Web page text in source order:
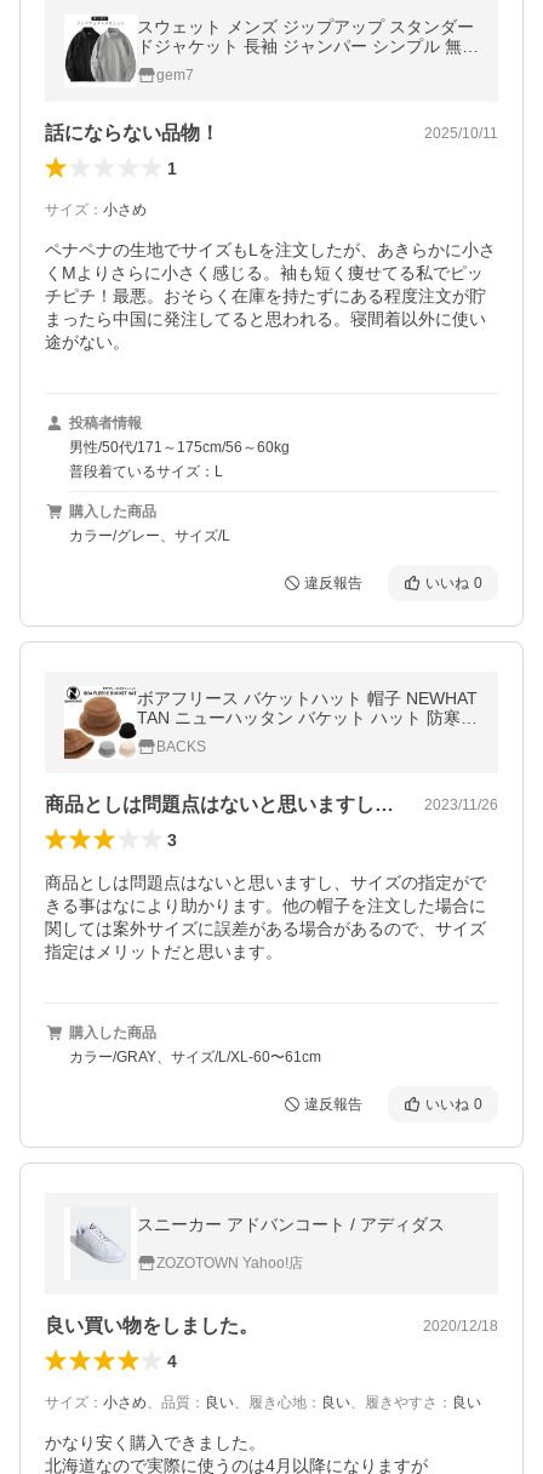
スウェット メンズ ジップアップ スタンダー
ドジャケット 長袖 ジャンパー シンプル 無地
カジュアル 春 秋 アウター トレーナー ジャ
ージ 上 フ
gem7
話にならない品物！ 2025/10/11
1
サイズ ： 小さめ
ペナペナの生地でサイズもLを注文したが、あきらかに小さ
くMよりさらに小さく感じる。袖も短く痩せてる私でピッ
チピチ！最悪。おそらく在庫を持たずにある程度注文が貯
まったら中国に発注してると思われる。寝間着以外に使い
途がない。
投稿者情報
男性/50代/171～175cm/56～60kg
普段着ているサイズ：L
購入した商品
カラー/グレー、サイズ/L
違反報告 いいね 0
ボアフリース バケットハット 帽子 NEWHAT
TAN ニューハッタン バケット ハット 防寒 U
V 休日 旅行 ふわふわ メンズ レディース
BACKS
商品としは問題点はないと思いますし、サ… 2023/11/26
3
商品としは問題点はないと思いますし、サイズの指定がで
きる事はなにより助かります。他の帽子を注文した場合に
関しては案外サイズに誤差がある場合があるので、サイズ
指定はメリットだと思います。
購入した商品
カラー/GRAY、サイズ/L/XL-60〜61cm
違反報告 いいね 0
スニーカー アドバンコート / アディダス
ZOZOTOWN Yahoo!店
良い買い物をしました。 2020/12/18
4
サイズ ： 小さめ、 品質 ： 良い、 履き心地 ： 良い、 履きやすさ ： 良い
かなり安く購入できました。
北海道なので実際に使うのは4月以降になりますが